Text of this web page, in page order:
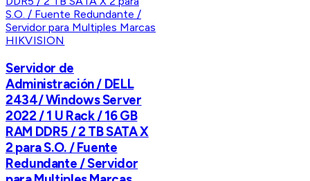
HIKVISION
Servidor de
Administración / DELL
2434/ Windows Server
2022 / 1 U Rack / 16 GB
RAM DDR5 / 2 TB SATA X
2 para S.O. / Fuente
Redundante / Servidor